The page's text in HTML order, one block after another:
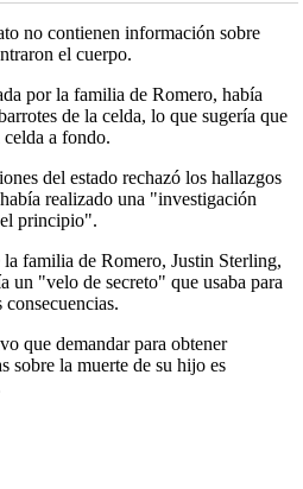
no contienen información sobre
el cuerpo.
por la familia de Romero, había
de la celda, lo que sugería que
a fondo.
del estado rechazó los hallazgos
realizado una "investigación
principio".
familia de Romero, Justin Sterling,
un "velo de secreto" que usaba para
que demandar para obtener
sobre la muerte de su hijo es